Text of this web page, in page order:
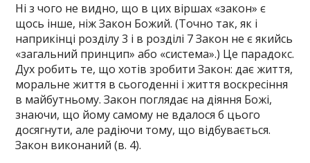
Ні з чого не видно, що в цих віршах «закон» є
щось інше, ніж Закон Божий. (Точно так, як і
наприкінці розділу 3 і в розділі 7 Закон не є якийсь
«загальний принцип» або «система».) Це парадокс.
Дух робить те, що хотів зробити Закон: дає життя,
моральне життя в сьогоденні і життя воскресіння
в майбутньому. Закон поглядає на діяння Божі,
знаючи, що йому самому не вдалося б цього
досягнути, але радіючи тому, що відбувається.
Закон виконаний (в. 4).